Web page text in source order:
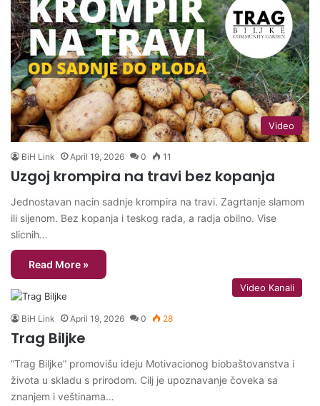
Video
BiH Link April 19, 2026 0 11
Uzgoj krompira na travi bez kopanja
Jednostavan nacin sadnje krompira na travi. Zagrtanje slamom
ili sijenom. Bez kopanja i teskog rada, a radja obilno. Vise
slicnih…
Read More »
Video Kanali
BiH Link April 19, 2026 0 28
Trag Biljke
“Trag Biljke” promovišu ideju Motivacionog biobaštovanstva i
života u skladu s prirodom. Cilj je upoznavanje čoveka sa
znanjem i veštinama…